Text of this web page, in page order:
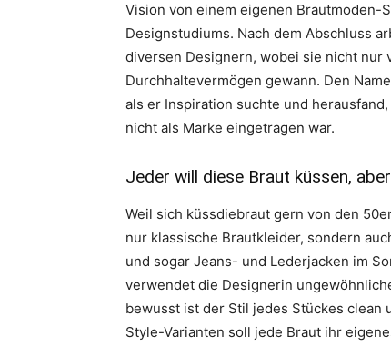
Vision von einem eigenen
Designstudiums. Nach dem Abschluss
diversen Designern, wobei sie nicht nur
Durchhaltevermögen gewann. Den
als er Inspiration suchte und
nicht als Marke eingetragen war.
Jeder will diese Braut küssen,
Weil sich küssdiebraut gern von den
nur klassische Brautkleider, sondern
und sogar Jeans- und Lederjacken im
verwendet die Designerin
bewusst ist der Stil jedes Stückes clean
Style-Varianten soll jede Braut ihr